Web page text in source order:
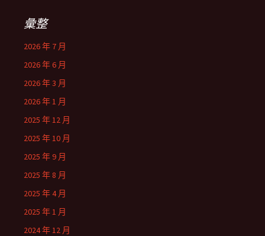
彙整
2026 年 7 月
2026 年 6 月
2026 年 3 月
2026 年 1 月
2025 年 12 月
2025 年 10 月
2025 年 9 月
2025 年 8 月
2025 年 4 月
2025 年 1 月
2024 年 12 月